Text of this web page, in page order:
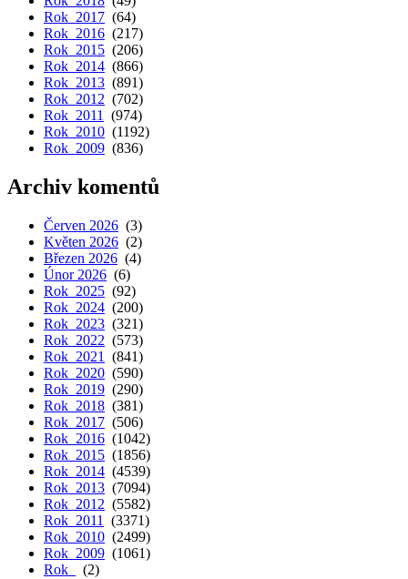
Rok 2017 (64)
Rok 2016 (217)
Rok 2015 (206)
Rok 2014 (866)
Rok 2013 (891)
Rok 2012 (702)
Rok 2011 (974)
Rok 2010 (1192)
Rok 2009 (836)
Archiv komentů
Červen 2026 (3)
Květen 2026 (2)
Březen 2026 (4)
Únor 2026 (6)
Rok 2025 (92)
Rok 2024 (200)
Rok 2023 (321)
Rok 2022 (573)
Rok 2021
(841)
Rok 2020 (590)
Rok 2019 (290)
Rok 2018 (381)
Rok 2017 (506)
Rok 2016 (1042)
Rok 2015 (1856)
Rok 2014 (4539)
Rok 2013 (7094)
Rok 2012 (5582)
Rok 2011
(3371)
Rok 2010 (2499)
Rok 2009 (1061)
Rok
(2)